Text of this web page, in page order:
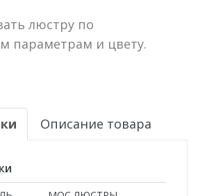
люстру по
параметрам и цвету.
Описание товара